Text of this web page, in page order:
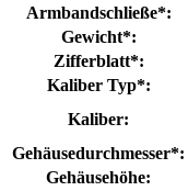
Armbandschließe*:
Gewicht*:
Zifferblatt*:
Kaliber Typ*:
Kaliber:
Gehäusedurchmesser*:
Gehäusehöhe: